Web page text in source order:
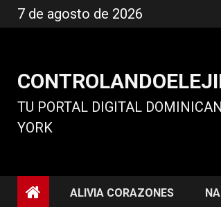
al
7 de agosto de 2026
TU PORTAL DIGITAL
YORK
ALIVIA CORAZONES